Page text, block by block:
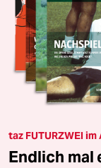
taz FUTURZWEI
Endlich mal